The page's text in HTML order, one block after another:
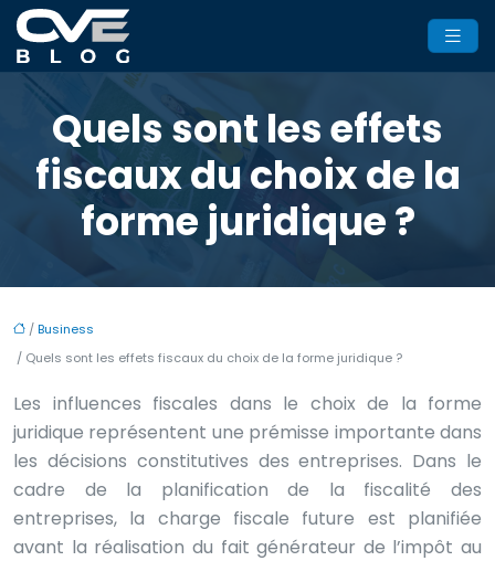
Quels sont les effets
fiscaux du choix de la
forme juridique ?
/Business
/ Quels sont les effets fiscaux du choix de la forme juridique ?
Les influences fiscales dans le choix de la forme
juridique représentent une prémisse importante dans
les décisions constitutives des entreprises. Dans le
cadre de la planification de la fiscalité des
entreprises, la charge fiscale future est planifiée
avant la réalisation du fait générateur de l’impôt au